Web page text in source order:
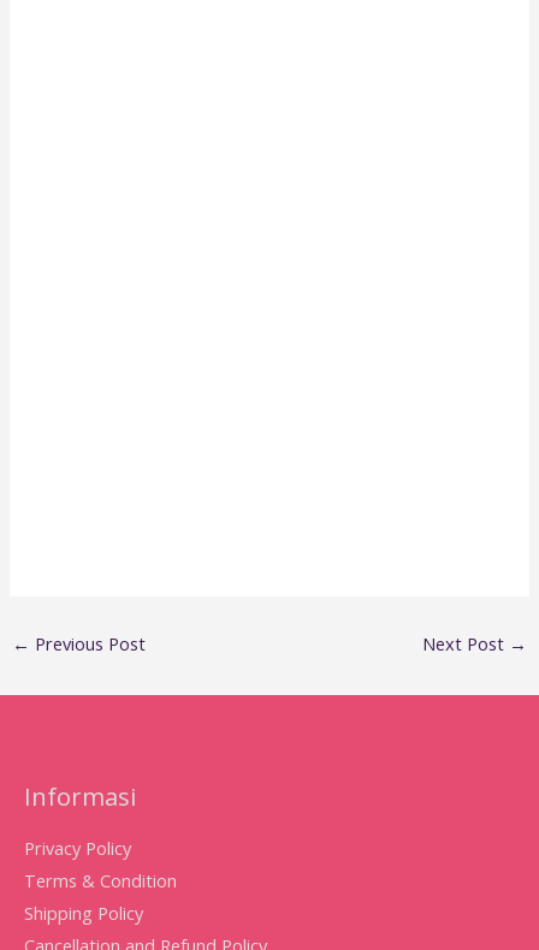
← Previous Post Next Post →
Informasi
Privacy Policy
Terms & Condition
Shipping Policy
Cancellation and Refund Policy